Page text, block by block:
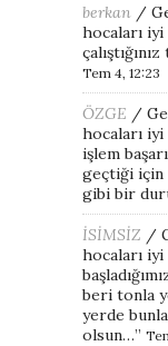
berkan /
hocaları iyi
Tem 4, 12:23
ÖZGE /
hocaları iyi
işlem
geçtiği için
gibi bir
İSİMSİZ /
hocaları iyi
beri tonla
yerde
olsun…”